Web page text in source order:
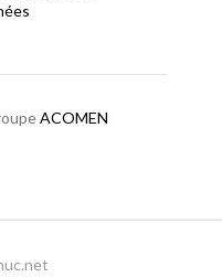
ACOMEN